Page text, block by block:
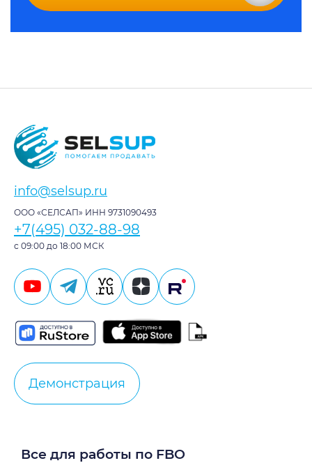
info@selsup.ru
ООО «СЕЛСАП» ИНН 9731090493
+7(495) 032-88-98
с 09:00 до 18:00 МСК
Демонстрация
Все для работы по FBO